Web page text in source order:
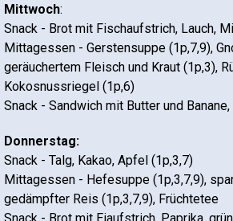
Mittwoch:
Snack - Brot mit Fischaufstrich, Lauch,
Mittagessen - Gerstensuppe (1p,7,9),
geräuchertem Fleisch und Kraut (1p,3),
Kokosnussriegel (1p,6)
Snack - Sandwich mit Butter und
Donnerstag:
Snack - Talg, Kakao, Apfel (1p,3,7)
Mittagessen - Hefesuppe (1p,3,7,9),
gedämpfter Reis (1p,3,7,9), Früchtetee